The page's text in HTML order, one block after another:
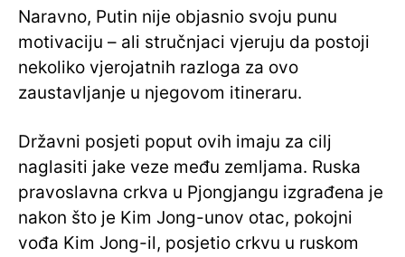
Naravno, Putin nije objasnio svoju punu
motivaciju – ali stručnjaci vjeruju da postoji
nekoliko vjerojatnih razloga za ovo
zaustavljanje u njegovom itineraru.
Državni posjeti poput ovih imaju za cilj
naglasiti jake veze među zemljama. Ruska
pravoslavna crkva u Pjongjangu izgrađena je
nakon što je Kim Jong-unov otac, pokojni
vođa Kim Jong-il, posjetio crkvu u ruskom